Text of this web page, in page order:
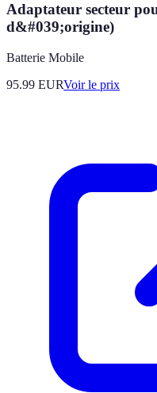
Adaptateur secteur
d&#039;origine)
Batterie Mobile
95.99 EURVoir le prix